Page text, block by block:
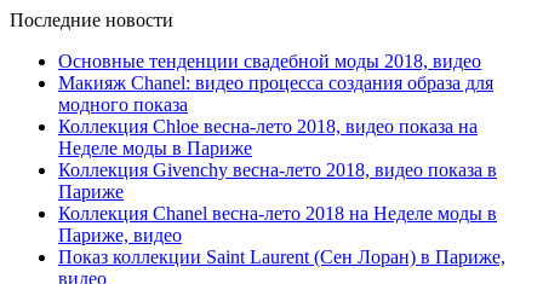
Последние новости
Основные тенденции свадебной моды 2018, видео
Макияж Chanel: видео процесса создания образа для
модного показа
Коллекция Chloe весна-лето 2018, видео показа на
Неделе моды в Париже
Коллекция Givenchy весна-лето 2018, видео показа в
Париже
Коллекция Chanel весна-лето 2018 на Неделе моды в
Париже, видео
Показ коллекции Saint Laurent (Сен Лоран) в Париже,
видео